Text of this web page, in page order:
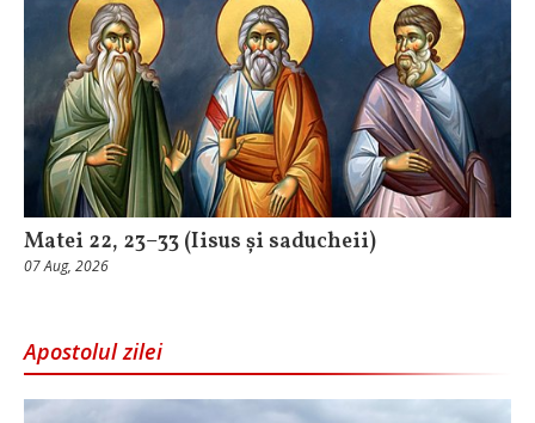
Matei 22, 23–33 (Iisus și saducheii)
07 Aug, 2026
Apostolul zilei